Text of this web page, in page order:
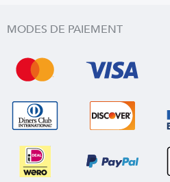
MODES DE PAIEMENT